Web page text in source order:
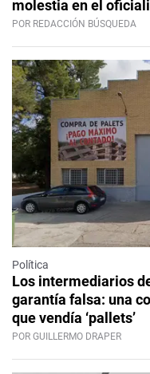
molestia en el
POR REDACCIÓN BÚSQUEDA
Política
Los intermediarios
garantía falsa: una
que vendía ‘pallets’
POR GUILLERMO DRAPER